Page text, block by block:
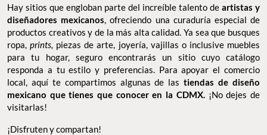
Hay sitios que engloban parte del increíble talento de artistas y
diseñadores mexicanos, ofreciendo una curaduría especial de
productos creativos y de la más alta calidad. Ya sea que busques
ropa,prints, piezas de arte, joyería, vajillas o inclusive muebles
para tu hogar, seguro encontrarás un sitio cuyo catálogo
responda a tu estilo y preferencias. Para apoyar el comercio
local, aquí te compartimos algunas de lastiendas de diseño
mexicano que tienes que conocer en la CDMX.¡No dejes de
visitarlas!
¡Disfruten y compartan!